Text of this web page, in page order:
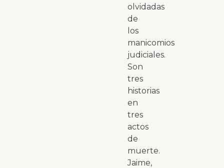
olvidadas
de
los
manicomios
judiciales.
Son
tres
historias
en
tres
actos
de
muerte.
Jaime,